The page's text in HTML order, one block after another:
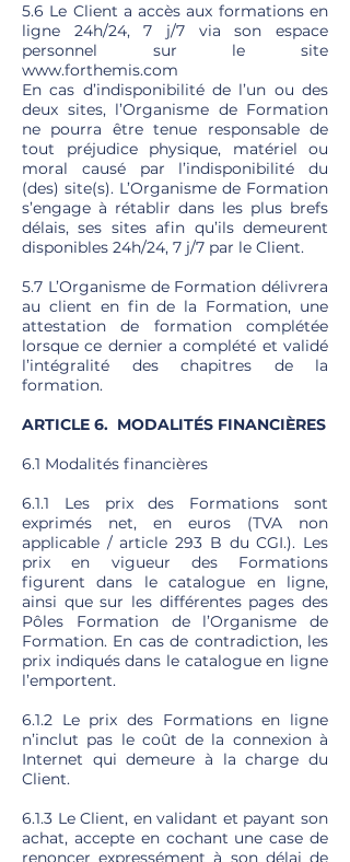
5.6 Le Client a accès aux formations en
ligne 24h/24, 7 j/7 via son espace
personnel sur le site
www.forthemis.com
En cas d’indisponibilité de l’un ou des
deux sites, l’Organisme de Formation
ne pourra être tenue responsable de
tout préjudice physique, matériel ou
moral causé par l’indisponibilité du
(des) site(s). L’Organisme de Formation
s’engage à rétablir dans les plus brefs
délais, ses sites afin qu’ils demeurent
disponibles 24h/24, 7 j/7 par le Client.
5.7 L’Organisme de Formation délivrera
au client en fin de la Formation, une
attestation de formation complétée
lorsque ce dernier a complété et validé
l’intégralité des chapitres de la
formation.
ARTICLE 6. MODALITÉS FINANCIÈRES
6.1 Modalités financières
6.1.1 Les prix des Formations sont
exprimés net, en euros (TVA non
applicable / article 293 B du CGI.). Les
prix en vigueur des Formations
figurent dans le catalogue en ligne,
ainsi que sur les différentes pages des
Pôles Formation de l’Organisme de
Formation. En cas de contradiction, les
prix indiqués dans le catalogue en ligne
l’emportent.
6.1.2 Le prix des Formations en ligne
n’inclut pas le coût de la connexion à
Internet qui demeure à la charge du
Client.
6.1.3 Le Client, en validant et payant son
achat, accepte en cochant une case de
renoncer expressément à son délai de